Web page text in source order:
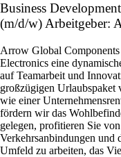
Business
(m/d/w) Arbeitgeber:
Arrow Global
Electronics eine
auf Teamarbeit und
großzügigen Urlaubspaket
wie einer
fördern wir das
gelegen, profitieren Sie
Verkehrsanbindungen und
Umfeld zu arbeiten, das